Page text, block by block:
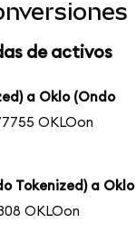
de activos
a Oklo (Ondo
OKLOon
Tokenized) a Oklo
OKLOon